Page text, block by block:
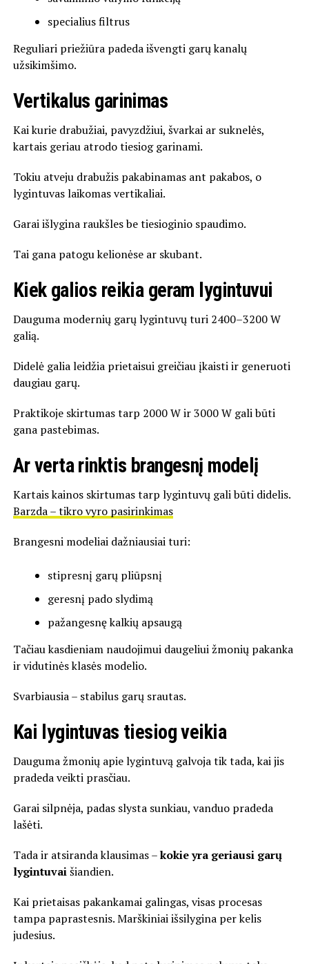
specialius filtrus
Reguliari priežiūra padeda išvengti garų kanalų
užsikimšimo.
Vertikalus garinimas
Kai kurie drabužiai, pavyzdžiui, švarkai ar suknelės,
kartais geriau atrodo tiesiog garinami.
Tokiu atveju drabužis pakabinamas ant pakabos, o
lygintuvas laikomas vertikaliai.
Garai išlygina raukšles be tiesioginio spaudimo.
Tai gana patogu kelionėse ar skubant.
Kiek galios reikia geram lygintuvui
Dauguma modernių garų lygintuvų turi 2400–3200 W
galią.
Didelė galia leidžia prietaisui greičiau įkaisti ir generuoti
daugiau garų.
Praktikoje skirtumas tarp 2000 W ir 3000 W gali būti
gana pastebimas.
Ar verta rinktis brangesnį modelį
Kartais kainos skirtumas tarp lygintuvų gali būti didelis.
Barzda – tikro vyro pasirinkimas
Brangesni modeliai dažniausiai turi:
stipresnį garų pliūpsnį
geresnį pado slydimą
pažangesnę kalkių apsaugą
Tačiau kasdieniam naudojimui daugeliui žmonių pakanka
ir vidutinės klasės modelio.
Svarbiausia – stabilus garų srautas.
Kai lygintuvas tiesiog veikia
Dauguma žmonių apie lygintuvą galvoja tik tada, kai jis
pradeda veikti prasčiau.
Garai silpnėja, padas slysta sunkiau, vanduo pradeda
lašėti.
Tada ir atsiranda klausimas –kokie yra geriausi garų
lygintuvaišiandien.
Kai prietaisas pakankamai galingas, visas procesas
tampa paprastesnis. Marškiniai išsilygina per kelis
judesius.